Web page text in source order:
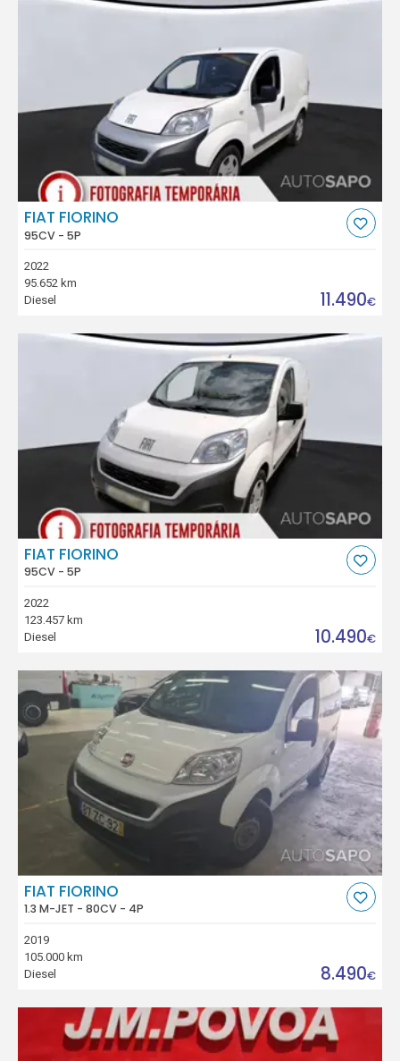
FIAT FIORINO
95CV - 5P
2022
95.652 km
Diesel
11.490€
FIAT FIORINO
95CV - 5P
2022
123.457 km
Diesel
10.490€
FIAT FIORINO
1.3 M-JET - 80CV - 4P
2019
105.000 km
Diesel
8.490€